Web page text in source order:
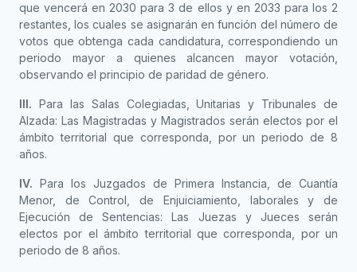
que vencerá en 2030 para 3 de ellos y en 2033 para los 2
restantes, los cuales se asignarán en función del número de
votos que obtenga cada candidatura, correspondiendo un
periodo mayor a quienes alcancen mayor votación,
observando el principio de paridad de género.
III. Para las Salas Colegiadas, Unitarias y Tribunales de
Alzada: Las Magistradas y Magistrados serán electos por el
ámbito territorial que corresponda, por un periodo de 8
años.
IV. Para los Juzgados de Primera Instancia, de Cuantía
Menor, de Control, de Enjuiciamiento, laborales y de
Ejecución de Sentencias: Las Juezas y Jueces serán
electos por el ámbito territorial que corresponda, por un
periodo de 8 años.